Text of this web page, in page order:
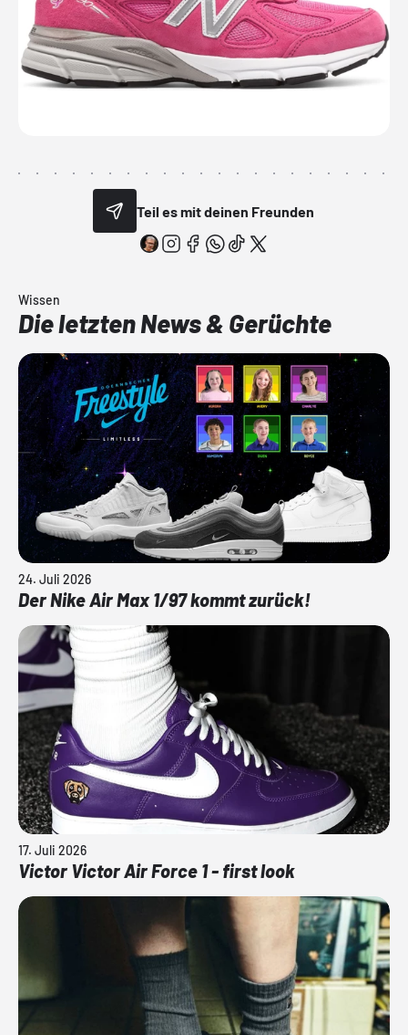
Teil es mit deinen Freunden
Wissen
Die letzten News & Gerüchte
24. Juli 2026
Der Nike Air Max 1/97 kommt zurück!
17. Juli 2026
Victor Victor Air Force 1 - first look